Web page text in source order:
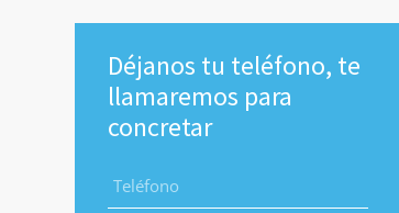
Déjanos tu teléfono, te
llamaremos para
concretar